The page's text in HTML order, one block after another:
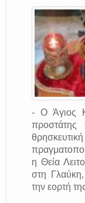
- Ο Άγιος
προστάτης
η Θεία
στη Γλαύκη,
την εορτή